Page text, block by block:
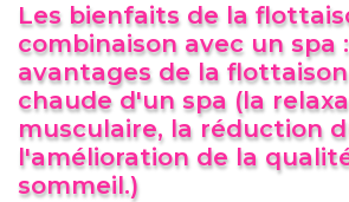
Les bienfaits de la
combinaison avec un spa
avantages de la
chaude d'un spa (la
musculaire, la réduction
l'amélioration de la
sommeil.)